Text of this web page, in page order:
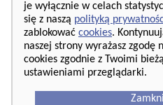
je wyłącznie w celach
się z naszą polityką
zablokować cookies.
naszej strony wyrażasz zgodę
cookies zgodnie z Twoimi
ustawieniami przeglądarki.